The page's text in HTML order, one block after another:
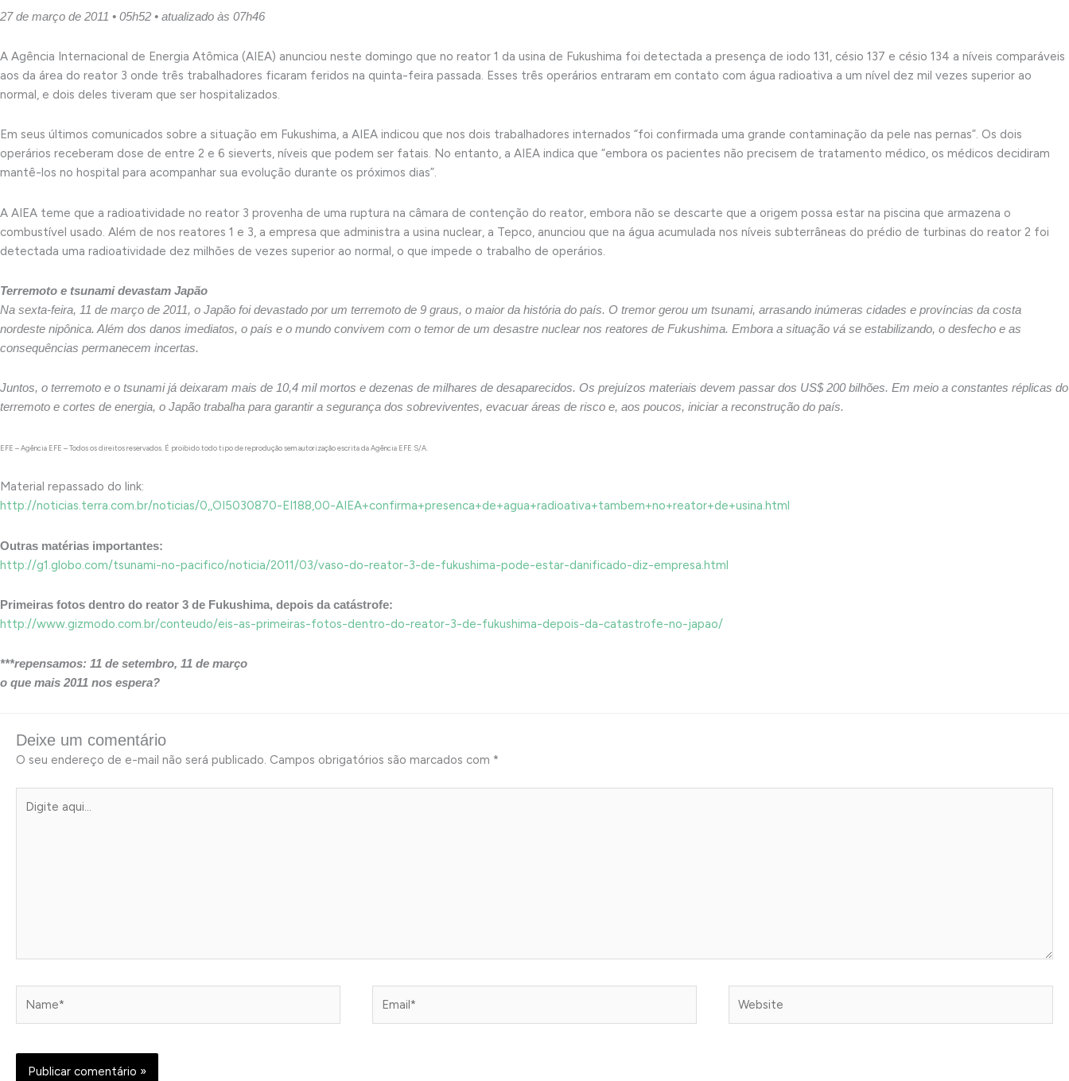
27 de março de 2011 • 05h52 • atualizado às 07h46
A Agência Internacional de Energia Atômica (AIEA) anunciou neste domingo que no reator 1 da usina de Fukushima foi detectada a presença de iodo 131, césio 137 e césio 134 a níveis comparáveis
aos da área do reator 3 onde três trabalhadores ficaram feridos na quinta-feira passada. Esses três operários entraram em contato com água radioativa a um nível dez mil vezes superior ao
normal, e dois deles tiveram que ser hospitalizados.
Em seus últimos comunicados sobre a situação em Fukushima, a AIEA indicou que nos dois trabalhadores internados “foi confirmada uma grande contaminação da pele nas pernas”. Os dois
operários receberam dose de entre 2 e 6 sieverts, níveis que podem ser fatais. No entanto, a AIEA indica que “embora os pacientes não precisem de tratamento médico, os médicos decidiram
mantê-los no hospital para acompanhar sua evolução durante os próximos dias”.
A AIEA teme que a radioatividade no reator 3 provenha de uma ruptura na câmara de contenção do reator, embora não se descarte que a origem possa estar na piscina que armazena o
combustível usado. Além de nos reatores 1 e 3, a empresa que administra a usina nuclear, a Tepco, anunciou que na água acumulada nos níveis subterrâneas do prédio de turbinas do reator 2 foi
detectada uma radioatividade dez milhões de vezes superior ao normal, o que impede o trabalho de operários.
Terremoto e tsunami devastam Japão
Na sexta-feira, 11 de março de 2011, o Japão foi devastado por um terremoto de 9 graus, o maior da história do país. O tremor gerou um tsunami, arrasando inúmeras cidades e províncias da costa
nordeste nipônica. Além dos danos imediatos, o país e o mundo convivem com o temor de um desastre nuclear nos reatores de Fukushima. Embora a situação vá se estabilizando, o desfecho e as
consequências permanecem incertas.
Juntos, o terremoto e o tsunami já deixaram mais de 10,4 mil mortos e dezenas de milhares de desaparecidos. Os prejuízos materiais devem passar dos US$ 200 bilhões. Em meio a constantes réplicas do
terremoto e cortes de energia, o Japão trabalha para garantir a segurança dos sobreviventes, evacuar áreas de risco e, aos poucos, iniciar a reconstrução do país.
EFE – Agência EFE – Todos os direitos reservados. É proibido todo tipo de reprodução sem autorização escrita da Agência EFE S/A.
Material repassado do link:
http://noticias.terra.com.br/noticias/0,,OI5030870-EI188,00-AIEA+confirma+presenca+de+agua+radioativa+tambem+no+reator+de+usina.html
Outras matérias importantes:
http://g1.globo.com/tsunami-no-pacifico/noticia/2011/03/vaso-do-reator-3-de-fukushima-pode-estar-danificado-diz-empresa.html
Primeiras fotos dentro do reator 3 de Fukushima, depois da catástrofe:
http://www.gizmodo.com.br/conteudo/eis-as-primeiras-fotos-dentro-do-reator-3-de-fukushima-depois-da-catastrofe-no-japao/
***repensamos: 11 de setembro, 11 de março
o que mais 2011 nos espera?
Deixe um comentário
O seu endereço de e-mail não será publicado. Campos obrigatórios são marcados com *
aqui...